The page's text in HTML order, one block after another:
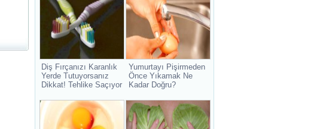
Diş Fırçanızı Karanlık
Yerde Tutuyorsanız
Dikkat! Tehlike Saçıyor
Yumurtayı Pişirmeden
Önce Yıkamak Ne
Kadar Doğru?